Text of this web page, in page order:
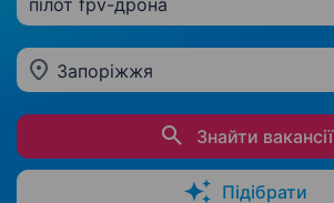
пілот fpv-дрона
Запоріжжя
Знайти вакансії
Підібрати